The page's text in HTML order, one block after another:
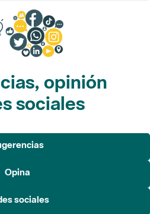
opinión
sociales
Opina
sociales